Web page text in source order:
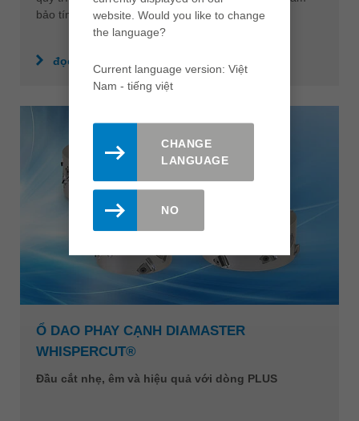
bảo tính bền vững tối đa.
đọc thêm
Ổ DAO PHAY CẠNH DIAMASTER
WHISPERCUT®
Đầu cắt nhẹ, êm và hiệu quả với dòng PLUS
website. Would you like to change
the language?
Current language version: Việt
Nam - tiếng việt
CHANGE
LANGUAGE
NO